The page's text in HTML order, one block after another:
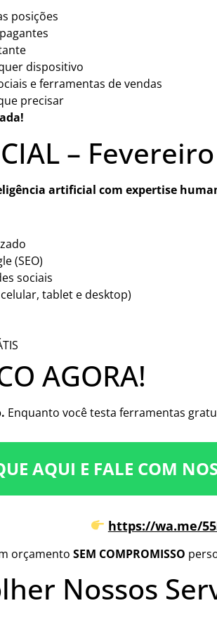
posições
dispositivo
e ferramentas de vendas
precisar
–
artificial com expertise
(SEO)
sociais
tablet e desktop)
AGORA!
Enquanto você testa ferramentas
AQUI E FALE COM
https://wa.me/
orçamento SEM COMPROMISSO
Nossos